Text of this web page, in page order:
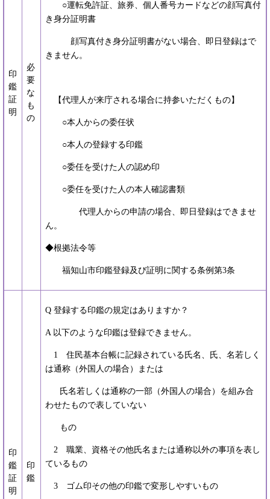
印
鑑
証
明
必
要
な
も
の
○運転免許証、旅券、個人番号カードなどの顔写真付
き身分証明書
顔写真付き身分証明書がない場合、即日登録はで
きません。
【代理人が来庁される場合に持参いただくもの】
○本人からの委任状
○本人の登録する印鑑
○委任を受けた人の認め印
○委任を受けた人の本人確認書類
代理人からの申請の場合、即日登録はできませ
ん。
◆根拠法令等
福知山市印鑑登録及び証明に関する条例第3条
印
鑑
証
明
印
鑑
Q 登録する印鑑の規定はありますか？
A 以下のような印鑑は登録できません。
1 住民基本台帳に記録されている氏名、氏、名若しく
は通称（外国人の場合）または
氏名若しくは通称の一部（外国人の場合）を組み合
わせたもので表していない
もの
2 職業、資格その他氏名または通称以外の事項を表し
ているもの
3 ゴム印その他の印鑑で変形しやすいもの